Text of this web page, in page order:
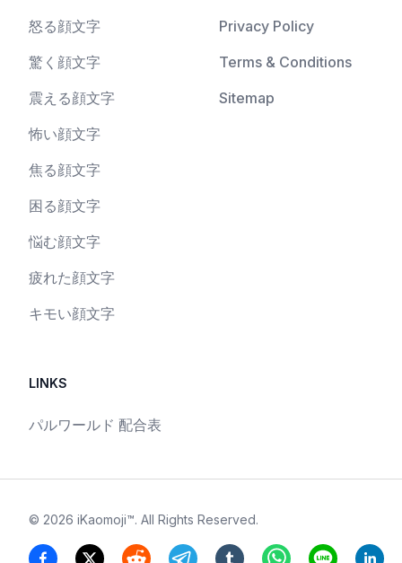
怒る顔文字
驚く顔文字
震える顔文字
怖い顔文字
焦る顔文字
困る顔文字
悩む顔文字
疲れた顔文字
キモい顔文字
Privacy Policy
Terms & Conditions
Sitemap
LINKS
パルワールド 配合表
© 2026 iKaomoji™. All Rights Reserved.